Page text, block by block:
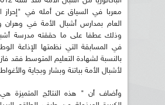
معربا في السياق عن أمله في "إحراز
العام بمدارس أشبال الأمة في وهران
وذلك عطفا على ما حققته مدرسة
في المسابقة التي نظمتها الإذاعة
بالنسبة لشهادة التعليم المتوسط فقد
لأشبال الأمة بباتنة وبشار وبجاية
وأضاف أن " هذه النتائج المتميزة